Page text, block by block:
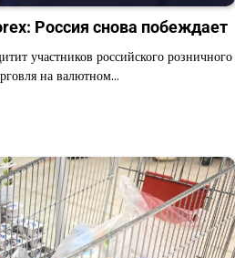
Россия снова побеждает
участников российского розничного
на валютном…